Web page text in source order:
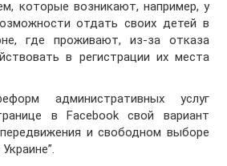
которые возникают, например, у
отдать своих детей в
где проживают, из-за отказа
в регистрации их места
административных услуг
в Facebook свой вариант
и свободном выборе